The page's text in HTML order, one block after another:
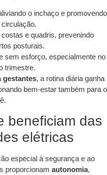
o inchaço e promovendo
e quadris, prevenindo
posturais.
sem esforço, especialmente no
trimestre.
gestantes, a rotina diária ganha
bem-estar também para o
beneficiam das
elétricas
especial à segurança e ao
proporcionam autonomia,